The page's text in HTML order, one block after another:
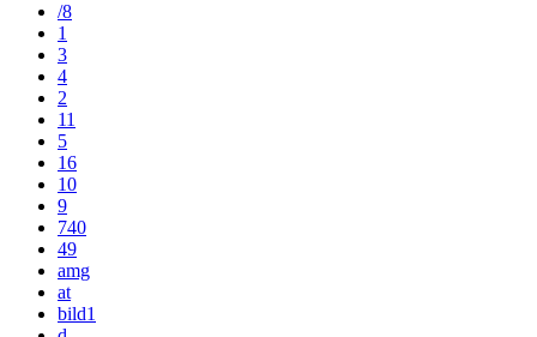
/8
1
3
4
2
11
5
16
10
9
740
49
amg
at
bild1